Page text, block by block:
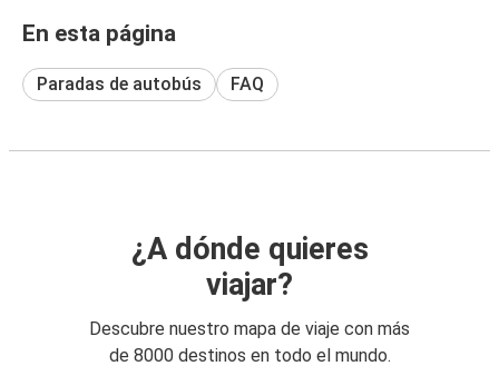
En esta página
Paradas de autobús FAQ
¿A dónde quieres
viajar?
Descubre nuestro mapa de viaje con más
de 8000 destinos en todo el mundo.